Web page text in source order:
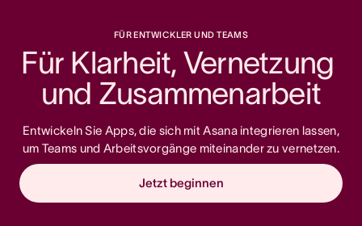
FÜR ENTWICKLER UND TEAMS
Für Klarheit, Vernetzung
und Zusammenarbeit
Entwickeln Sie Apps, die sich mit Asana integrieren lassen,
um Teams und Arbeitsvorgänge miteinander zu vernetzen.
Jetzt beginnen